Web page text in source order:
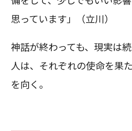
思っています」（立川）
神話が終わっても、現実は
人は、それぞれの使命を果
を向く。